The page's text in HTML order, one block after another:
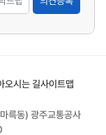
오시는 길사이트맵
륵동) 광주교통공사